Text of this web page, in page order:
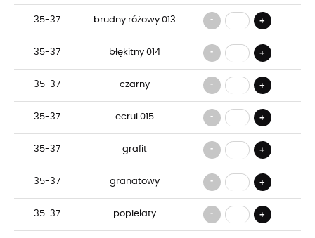
35-37 brudny różowy 013 - +
35-37 błękitny 014 - +
35-37 czarny - +
35-37 ecrui 015 - +
35-37 grafit - +
35-37 granatowy - +
35-37 popielaty - +